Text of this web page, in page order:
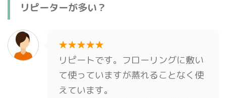
リピーターが多い？
★★★★★
リピートです。フローリングに敷い
て使っていますが蒸れることなく使
えています。